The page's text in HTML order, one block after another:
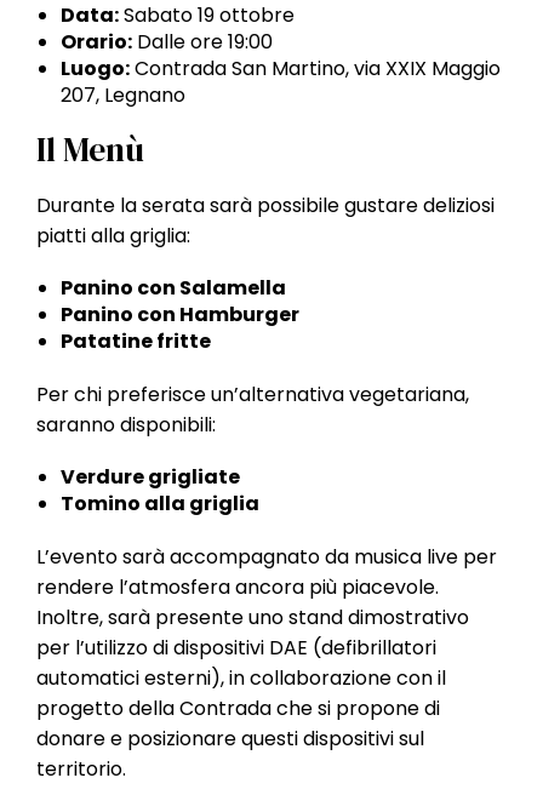
Data:Sabato 19 ottobre
Orario: Dalle ore 19:00
Luogo:Contrada San Martino, via XXIX Maggio
207, Legnano
Il Menù
Durante la serata sarà possibile gustare deliziosi
piatti alla griglia:
Panino con Salamella
Panino con Hamburger
Patatine fritte
Per chi preferisce un’alternativa vegetariana,
saranno disponibili:
Verdure grigliate
Tomino alla griglia
L’evento sarà accompagnato da musica live per
rendere l’atmosfera ancora più piacevole.
Inoltre, sarà presente uno stand dimostrativo
per l’utilizzo di dispositivi DAE (defibrillatori
automatici esterni), in collaborazione con il
progetto della Contrada che si propone di
donare e posizionare questi dispositivi sul
territorio.